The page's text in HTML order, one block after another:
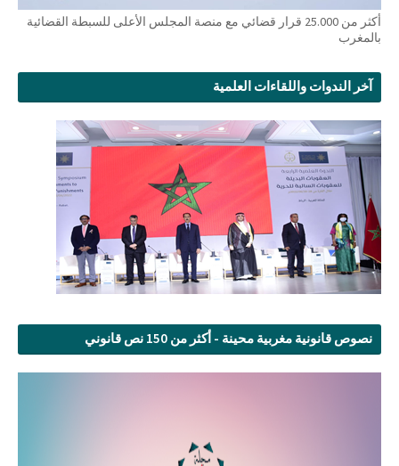
أكثر من 25.000 قرار قضائي مع منصة المجلس الأعلى للسبطة القضائية
بالمغرب
آخر الندوات واللقاءات العلمية
نصوص قانونية مغربية محينة - أكثر من 150 نص قانوني